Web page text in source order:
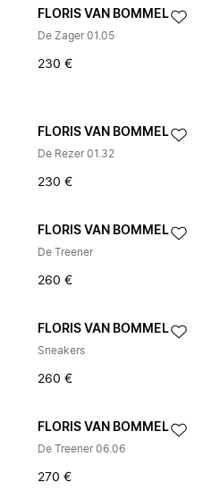
FLORIS VAN BOMMEL
De Zager 01.05
230 €
FLORIS VAN BOMMEL
De Rezer 01.32
230 €
FLORIS VAN BOMMEL
De Treener
260 €
FLORIS VAN BOMMEL
Sneakers
260 €
FLORIS VAN BOMMEL
De Treener 06.06
270 €